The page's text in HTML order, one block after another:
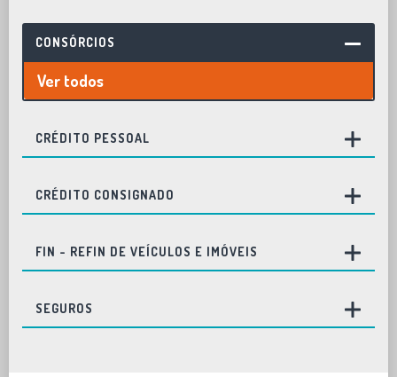
CONSÓRCIOS
Ver todos
CRÉDITO PESSOAL
CRÉDITO CONSIGNADO
FIN - REFIN DE VEÍCULOS E IMÓVEIS
SEGUROS